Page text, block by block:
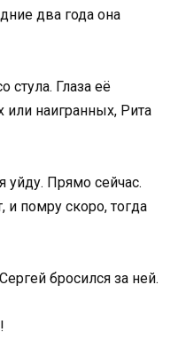
два года она
стула. Глаза её
или наигранных, Рита
уйду. Прямо сейчас.
помру скоро, тогда
бросился за ней.